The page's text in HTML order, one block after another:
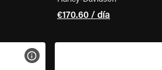
€170.60 / día
VER ESPECIFICACIONES DE LA MOTO